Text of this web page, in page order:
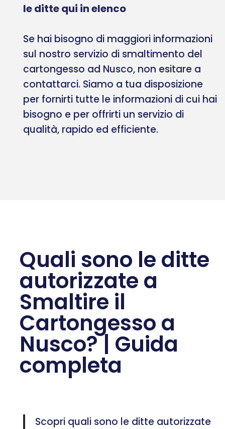
le ditte qui in elenco
Se hai bisogno di maggiori informazioni
sul nostro servizio di smaltimento del
cartongesso ad Nusco, non esitare a
contattarci. Siamo a tua disposizione
per fornirti tutte le informazioni di cui hai
bisogno e per offrirti un servizio di
qualità, rapido ed efficiente.
Quali sono le ditte
autorizzate a
Smaltire il
Cartongesso a
Nusco? | Guida
completa
Scopri quali sono le ditte autorizzate